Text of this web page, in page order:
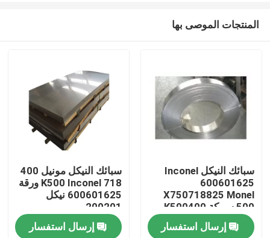
مسكن
المنتجات الموصى بها
سبائك النيكل Inconel
600601625
X750718825 Monel
500 سبيكة K500400
C276 C22 قضيب دائري
أنبوب أنبوبإرسال استفسار
سبائك النيكل مونيل 400
K500 Inconel 718 ورقة
600601625 نيكل
200201
إرسال استفسار